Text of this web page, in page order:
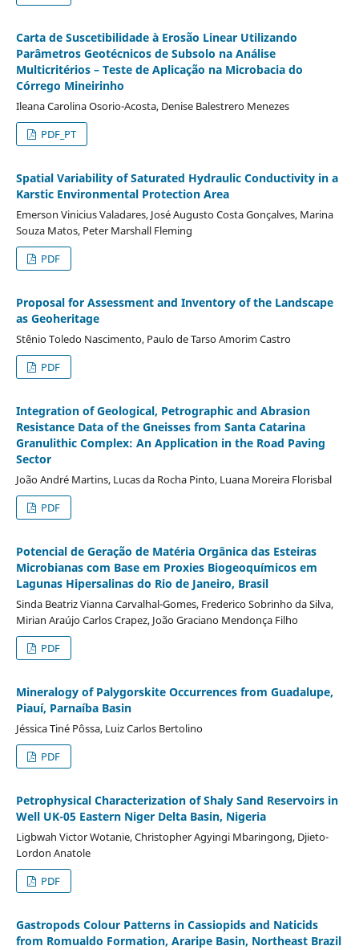
Carta de Suscetibilidade à Erosão Linear Utilizando
Parâmetros Geotécnicos de Subsolo na Análise
Multicritérios – Teste de Aplicação na Microbacia do
Córrego Mineirinho
Ileana Carolina Osorio-Acosta, Denise Balestrero Menezes
PDF_PT
Spatial Variability of Saturated Hydraulic Conductivity in a
Karstic Environmental Protection Area
Emerson Vinicius Valadares, José Augusto Costa Gonçalves, Marina
Souza Matos, Peter Marshall Fleming
PDF
Proposal for Assessment and Inventory of the Landscape
as Geoheritage
Stênio Toledo Nascimento, Paulo de Tarso Amorim Castro
PDF
Integration of Geological, Petrographic and Abrasion
Resistance Data of the Gneisses from Santa Catarina
Granulithic Complex: An Application in the Road Paving
Sector
João André Martins, Lucas da Rocha Pinto, Luana Moreira Florisbal
PDF
Potencial de Geração de Matéria Orgânica das Esteiras
Microbianas com Base em Proxies Biogeoquímicos em
Lagunas Hipersalinas do Rio de Janeiro, Brasil
Sinda Beatriz Vianna Carvalhal-Gomes, Frederico Sobrinho da Silva,
Mirian Araújo Carlos Crapez, João Graciano Mendonça Filho
PDF
Mineralogy of Palygorskite Occurrences from Guadalupe,
Piauí, Parnaíba Basin
Jéssica Tiné Pôssa, Luiz Carlos Bertolino
PDF
Petrophysical Characterization of Shaly Sand Reservoirs in
Well UK-05 Eastern Niger Delta Basin, Nigeria
Ligbwah Victor Wotanie, Christopher Agyingi Mbaringong, Djieto-
Lordon Anatole
PDF
Gastropods Colour Patterns in Cassiopids and Naticids
from Romualdo Formation, Araripe Basin, Northeast Brazil